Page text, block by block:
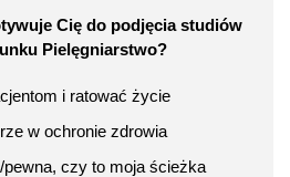
Cię do podjęcia studiów
Pielęgniarstwo?
i ratować życie
w ochronie zdrowia
pewna, czy to moja ścieżka